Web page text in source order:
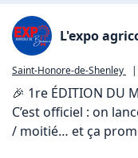
L'expo
Saint-Honore-de-Shenley |
🎉 1re ÉDITION DU
C’est officiel : on
/ moitié… et ça